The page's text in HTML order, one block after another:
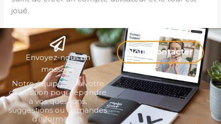
joué.
Envoyez-nous un
message
Notre équipe est à votre
disposition pour répondre
à vos questions,
suggestions ou demandes
d’information.
Nous contacter